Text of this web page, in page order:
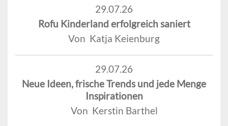
29.07.26
Rofu Kinderland erfolgreich saniert
Von Katja Keienburg
29.07.26
Neue Ideen, frische Trends und jede Menge
Inspirationen
Von Kerstin Barthel